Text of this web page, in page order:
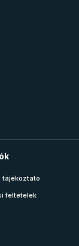
tájékoztató
feltételek